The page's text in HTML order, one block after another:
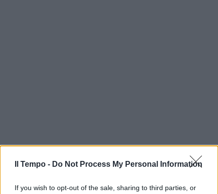
Il Tempo - Do Not Process My Personal Information
If you wish to opt-out of the sale, sharing to third parties, or